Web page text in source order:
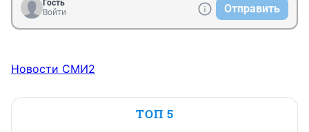
Гость
Войти
Отправить
Новости СМИ2
ТОП 5